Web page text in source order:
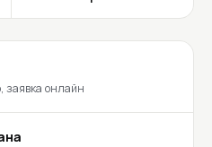
заявка онлайн